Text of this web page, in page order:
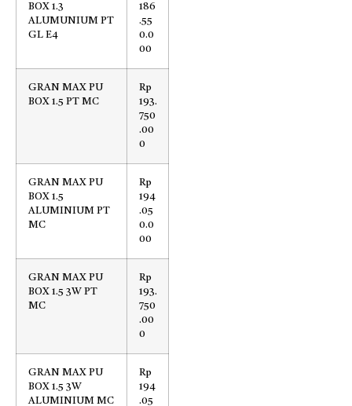
BOX 1.3
ALUMUNIUM PT
GL E4
186
.55
0.0
00
GRAN MAX PU
BOX 1.5 PT MC
Rp
193.
750
.00
0
GRAN MAX PU
BOX 1.5
ALUMINIUM PT
MC
Rp
194
.05
0.0
00
GRAN MAX PU
BOX 1.5 3W PT
MC
Rp
193.
750
.00
0
GRAN MAX PU
BOX 1.5 3W
ALUMINIUM MC
Rp
194
.05